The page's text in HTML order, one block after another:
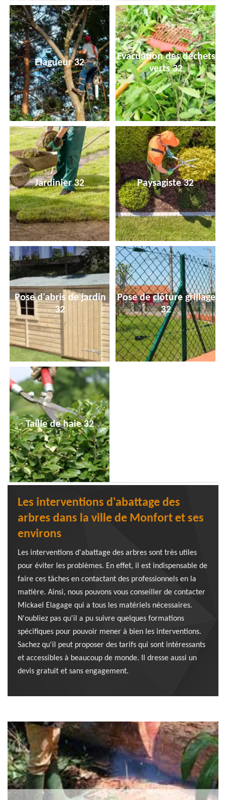
Elagueur 32
Evacuation des déchets
verts 32
Jardinier 32 Paysagiste 32
Pose d'abris de jardin
32
Pose de clôture grillage
32
Taille de haie 32
Les interventions d'abattage des
arbres dans la ville de Monfort et ses
environs
Les interventions d'abattage des arbres sont très utiles
pour éviter les problèmes. En effet, il est indispensable de
faire ces tâches en contactant des professionnels en la
matière. Ainsi, nous pouvons vous conseiller de contacter
Mickael Elagage qui a tous les matériels nécessaires.
N'oubliez pas qu'il a pu suivre quelques formations
spécifiques pour pouvoir mener à bien les interventions.
Sachez qu'il peut proposer des tarifs qui sont intéressants
et accessibles à beaucoup de monde. Il dresse aussi un
devis gratuit et sans engagement.